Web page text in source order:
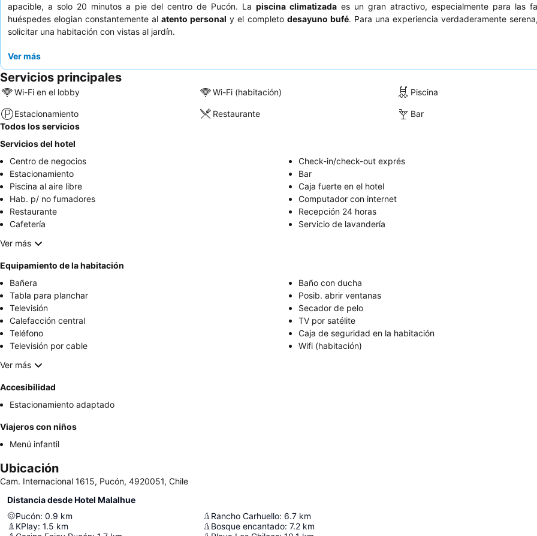
apacible, a solo 20 minutos a pie del centro de Pucón. La piscina climatizada es un gran atractivo, especialmente para las
huéspedes elogian constantemente alatento personal y el completo desayuno bufé. Para una experiencia verdaderamente
solicitar una habitación con vistas al jardín.
Ver más
Servicios principales
Wi-Fi en el lobby Wi-Fi (habitación) Piscina
Estacionamiento Restaurante
Bar
Todos los servicios
Servicios del hotel
Centro de negocios
Check-in/check-out exprés
Estacionamiento
Bar
Piscina al aire libre
Caja fuerte en el hotel
Hab. p/ no fumadores
Computador con internet
Restaurante
Recepción 24 horas
Cafetería
Servicio de lavandería
Ver más
Equipamiento de la habitación
Bañera
Baño con ducha
Tabla para planchar
Posib. abrir ventanas
Televisión
Secador de pelo
Calefacción central
TV por satélite
Teléfono
Caja de seguridad en la habitación
Televisión por cable
Wifi (habitación)
Ver más
Accesibilidad
Estacionamiento adaptado
Viajeros con niños
Menú infantil
Ubicación
Cam. Internacional 1615, Pucón, 4920051, Chile
Distancia desde Hotel Malalhue
Pucón: 0.9 km
KPlay: 1.5 km
Rancho Carhuello: 6.7 km
Bosque encantado: 7.2 km